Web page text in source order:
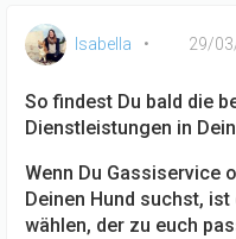
Isabella 29/
So findest Du bald die
Dienstleistungen in
Wenn Du Gassiservice
Deinen Hund suchst,
wählen, der zu euch